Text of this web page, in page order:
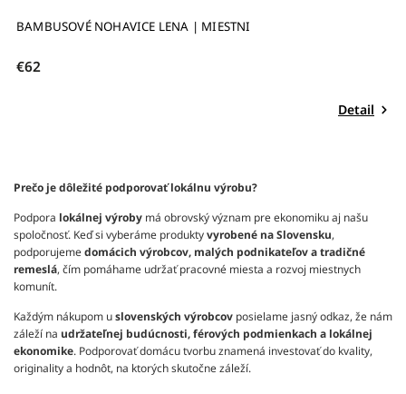
BAMBUSOVÉ NOHAVICE LENA | MIESTNI
€62
Detail
Prečo je dôležité podporovať lokálnu výrobu?
Podpora lokálnej výroby má obrovský význam pre ekonomiku aj našu
spoločnosť. Keď si vyberáme produktyvyrobené na Slovensku,
podporujemedomácich výrobcov, malých podnikateľov a tradičné
remeslá, čím pomáhame udržať pracovné miesta a rozvoj miestnych
komunít.
Každým nákupom uslovenských výrobcov posielame jasný odkaz, že nám
záleží na udržateľnej budúcnosti, férových podmienkach a lokálnej
ekonomike. Podporovať domácu tvorbu znamená investovať do kvality,
originality a hodnôt, na ktorých skutočne záleží.